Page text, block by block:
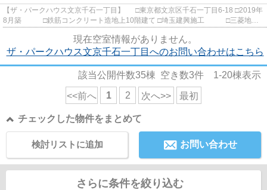
【ザ・パークハウス文京千石一丁目】 □東京都文京区千石一丁目6-18 □2019年
8月築 □鉄筋コンクリート造地上10階建て □埼玉建興施工 □三菱地所
現在空室情報がありません。
ザ・パークハウス文京千石一丁目へのお問い合わせはこちら
該当公開件数35棟 空き数3件 1-20棟表示
<<前へ 1 2 次へ>> 最初
チェックした物件をまとめて
お問い合わせ
検討リストに追加
さらに条件を絞り込む